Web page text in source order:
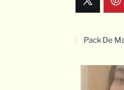
Pack De